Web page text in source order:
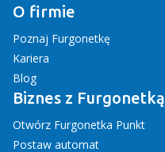
O firmie
Poznaj Furgonetkę
Kariera
Blog
Biznes z Furgonetką
Otwórz Furgonetka Punkt
Postaw automat